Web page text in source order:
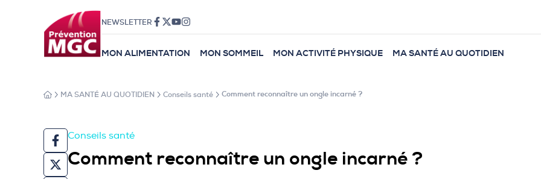
NEWSLETTER
MON ALIMENTATION MON SOMMEIL MON ACTIVITÉ PHYSIQUE MA SANTÉ AU QUOTIDIEN
MA SANTÉ AU QUOTIDIEN Conseils santé Comment reconnaître un ongle incarné ?
Conseils santé
Comment reconnaître un ongle incarné ?